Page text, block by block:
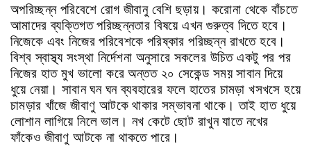
অপরিচ্ছন্ন পরিবেশে রোগ জীবানু বেশি ছড়ায়। করোনা থেকে বাঁচতে
আমাদের ব্যক্তিগত পরিচ্ছন্নতার বিষয়ে এখন গুরুত্ব দিতে হবে।
নিজেকে এবং নিজের পরিবেশকে পরিষ্কার পরিচ্ছন্ন রাখতে হবে।
বিশ্ব স্বাস্থ্য সংস্থা নির্দেশনা অনুসারে সকলের উচিত একটু পর পর
নিজের হাত মুখ ভালো করে অন্তত ২০ সেকেন্ড সময় সাবান দিয়ে
ধুয়ে নেয়া। সাবান ঘন ঘন ব্যবহারের ফলে হাতের চামড়া খসখসে হয়ে
চামড়ার খাঁজে জীবাণু আটকে থাকার সম্ভাবনা থাকে। তাই হাত ধুয়ে
লোশান লাগিয়ে নিলে ভাল। নখ কেটে ছোট রাখুন যাতে নখের
ফাঁকেও জীবাণু আটকে না থাকতে পারে।